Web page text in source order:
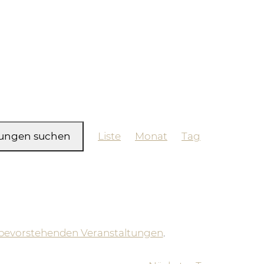
Veranstaltungen.
suchen
Ansichten-
Liste Monat Tag